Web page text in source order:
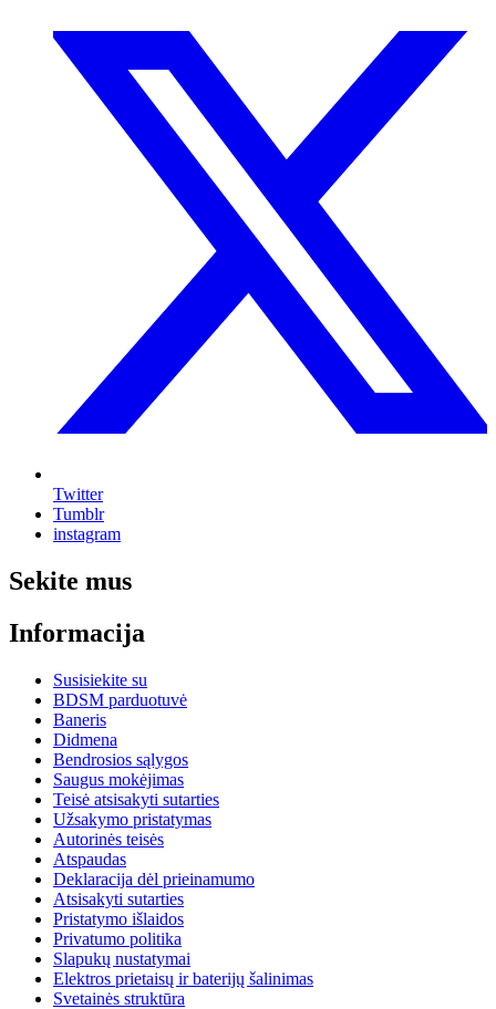
Twitter
Tumblr
instagram
Sekite mus
Informacija
Susisiekite su
BDSM parduotuvė
Baneris
Didmena
Bendrosios sąlygos
Saugus mokėjimas
Teisė atsisakyti sutarties
Užsakymo pristatymas
Autorinės teisės
Atspaudas
Deklaracija dėl prieinamumo
Atsisakyti sutarties
Pristatymo išlaidos
Privatumo politika
Slapukų nustatymai
Elektros prietaisų ir baterijų šalinimas
Svetainės struktūra